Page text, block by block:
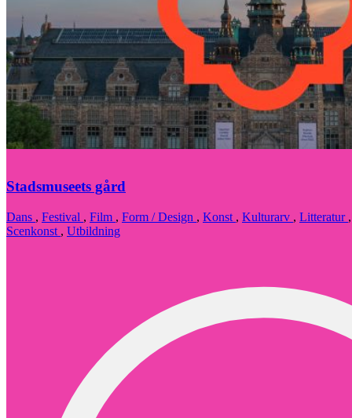
Stadsmuseets gård
Dans , Festival , Film , Form / Design , Konst , Kulturarv , Litteratur
Scenkonst , Utbildning